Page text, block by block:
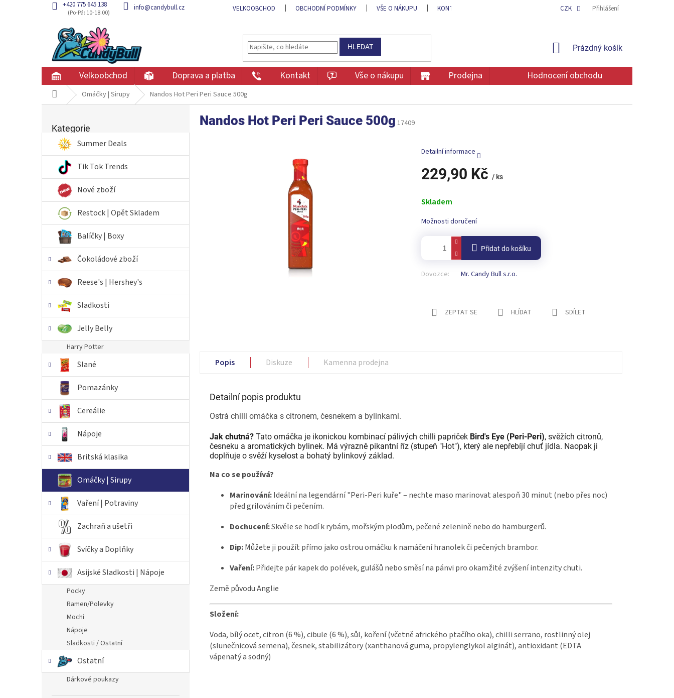
+420 775 645 138 info@candybull.cz VELKOOBCHOD OBCHODNÍ PODMÍNKY VŠE O NÁKUPU KONTAKT OCHRANA OSOBNÍCH ÚDAJŮCZK Přihlášení
HLEDAT
NÁKUPNÍ
Prázdný košík
Velkoobchod Doprava a platba Kontakt Vše o nákupu Prodejna Hodnocení obchodu
Domů Omáčky | Sirupy Nandos Hot Peri Peri Sauce 500g
r
n
í
kategorie
Kategorie
Summer Deals
Tik Tok Trends
Nové zboží
Restock | Opět Skladem
Balíčky | Boxy
Čokoládové zboží
Reese's | Hershey's
Sladkosti
Jelly Belly
Harry Potter
Slané
Pomazánky
Cereálie
Nápoje
Britská klasika
Omáčky | Sirupy
Vaření | Potraviny
Zachraň a ušetři
Svíčky a Doplňky
Asijské Sladkosti | Nápoje
Pocky
Ramen/Polevky
Mochi
Nápoje
Sladkosti / Ostatní
Ostatní
Dárkové poukazy
Nandos Hot Peri Peri Sauce 500g 17409
229,90 Kč / ks
cena:
Skladem
Možnosti doručení
Přidat do košíku
Dovozce: Mr. Candy Bull s.r.o.
Detailní informace
ZEPTAT SE HLÍDAT SDÍLET
Popis Diskuze Kamenna prodejna
Detailní popis produktu
Ostrá chilli omáčka s citronem, česnekem a bylinkami.
Jak chutná? Tato omáčka je ikonickou kombinací pálivých chilli papriček Bird's Eye (Peri-Peri), svěžích citronů,
česneku a aromatických bylinek. Má výrazně pikantní říz (stupeň "Hot"), který ale nepřebíjí chuť jídla. Naopak ji
doplňuje o svěží kyselost a bohatý bylinkový základ.
Na co se používá?
Marinování:Ideální na legendární "Peri-Peri kuře" – nechte maso marinovat alespoň 30 minut (nebo přes noc)
před grilováním či pečením.
Dochucení:Skvěle se hodí k rybám, mořským plodům, pečené zelenině nebo do hamburgerů.
Dip:Můžete ji použít přímo jako ostrou omáčku k namáčení hranolek či pečených brambor.
Vaření:Přidejte pár kapek do polévek, gulášů nebo směsí na pánvi pro okamžité zvýšení intenzity chuti.
Země původu Anglie
Složení:
Voda, bílý ocet, citron (6 %), cibule (6 %), sůl, koření (včetně afrického ptačího oka), chilli serrano, rostlinný olej
(slunečnicová semena), česnek, stabilizátory (xanthanová guma, propylenglykol alginát), antioxidant (EDTA
vápenatý a sodný)